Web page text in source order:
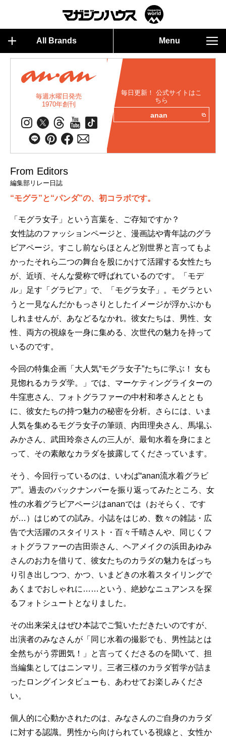
All Brands Menu
毎週水曜日発売
1970年創刊
毎日更新！ 公式サイトはこ
ちら
anan
From Editors
編集部リレー日誌
“モグラ”と“パンダ”の、初コラボです。
「モグラ女子」という言葉を、ご存知ですか？
女性誌のファッションページと、漫画誌や青年誌のグラ
ビアページ。すこし前ならほとんど別世界と言ってもよ
かったそれら二つの舞台を股にかけて活躍する女性たち
が、近頃、そんな愛称で呼ばれているのです。「モデ
ル」足す「グラビア」で、「モグラ女子」。モグラとい
うと一見なんだかもっさりとしたイメージが浮かぶかも
しれませんが、あなどるなかれ。彼女たちは、男性、女
性、両方の視線を一身に集める、次世代の魅力を持って
いるのです。
今回の特集企画「大人気“モグラ女子”たちに学ぶ！ 女も
見惚れるカラダ学。」では、マーケティングライターの
牛窪恵さん、フォトグラファーの中村和孝さんととも
に、彼女たちの持つ魅力の秘密を分析。さらには、いま
人気を集めるモグラ女子の筆頭、内田理央さん、馬場ふ
みかさん、武田玲奈さんの三人が、最旬水着を身にまと
って、その素敵なカラダを披露してくださっています。
そう、今回行っているのは、いわば“anan流水着グラビ
ア”。過去のバックナンバーを振り返ってみたところ、女
性の水着グラビアページはananでは（おそらく、です
が…）はじめての試み。小誌をはじめ、数々の雑誌・広
告で大活躍のスタイリスト・百々千晴さんや、同じくフ
ォトグラファーの吉田崇さん、ヘアメイクの浜田あゆみ
さんのお力を借りて、彼女たちのカラダの魅力をばっち
り引き出しつつ、かつ、いまどきの水着スタイリングで
あくまでおしゃれに……という、絶妙なニュアンスを探
るフォトシュートとなりました。
その出来栄えはぜひ本誌でご覧いただきたいのですが、
出演者のみなさんが「同じ水着の撮影でも、男性誌とは
全然ちがう雰囲気！」と言ってくださるのを聞いて、担
当編集としてはニンマリ。三者三様のカラダ哲学が詰ま
ったロングインタビューも、あわせてお楽しみくださ
い。
個人的に心動かされたのは、みなさんのご自身のカラダ
に対する認識。男性から向けられている視線と、女性か